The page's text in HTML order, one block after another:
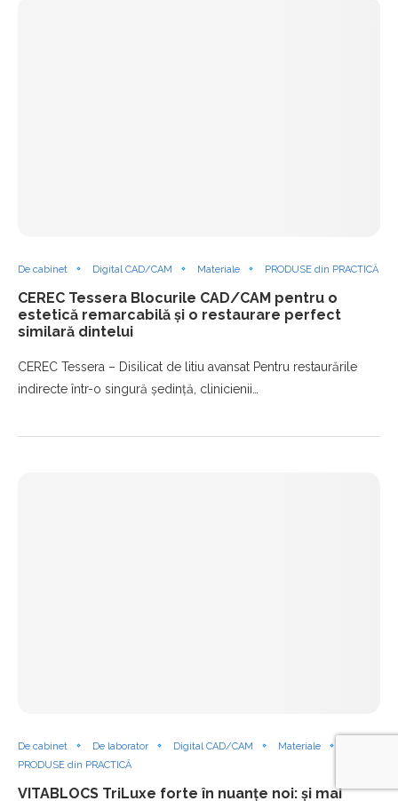
De cabinet Digital CAD/CAM Materiale PRODUSE din PRACTICĂ
CEREC Tessera Blocurile CAD/CAM pentru o
estetică remarcabilă și o restaurare perfect
similară dintelui
CEREC Tessera – Disilicat de litiu avansat Pentru restaurările
indirecte într-o singură ședință, clinicienii…
De cabinet De laborator Digital CAD/CAM
Materiale
PRODUSE din PRACTICĂ
VITABLOCS TriLuxe forte în nuanțe noi: și mai